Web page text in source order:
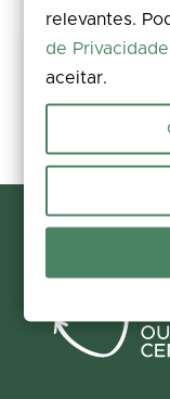
Partilha a tua
Participar agora
relevantes.
de Privacidade
aceitar.